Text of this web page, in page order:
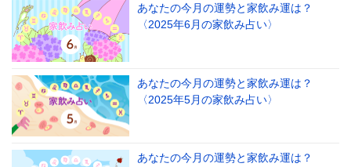
あなたの今月の運勢と家飲み運は？
〈2025年6月の家飲み占い〉
あなたの今月の運勢と家飲み運は？
〈2025年5月の家飲み占い〉
あなたの今月の運勢と家飲み運は？